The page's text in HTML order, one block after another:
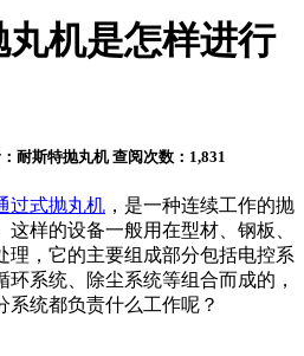
机是怎样进行
耐斯特抛丸机查阅次数：1,831
过式抛丸机 ，是一种连续工作的抛
样的设备一般用在型材、钢板、
理，它的主要组成部分包括电控系
系统、除尘系统等组合而成的，
系统都负责什么工作呢？